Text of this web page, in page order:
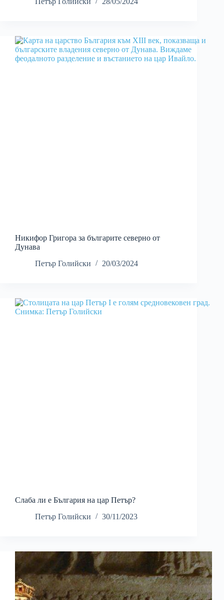
Никифор Григора за българите северно от
Дунава
Петър Голийски
20/03/2024
Слаба ли е България на цар Петър?
Петър Голийски
30/11/2023